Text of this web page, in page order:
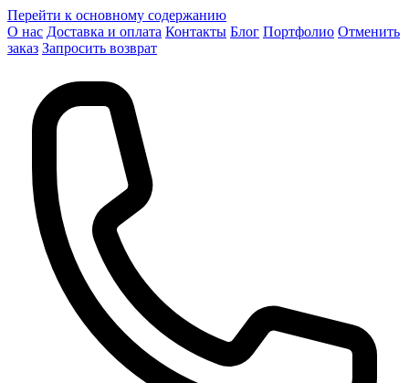
Перейти к основному содержанию
О нас Доставка и оплата Контакты Блог Портфолио Отменить
заказ Запросить возврат